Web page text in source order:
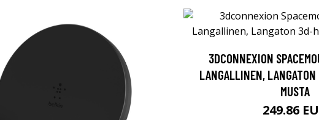
3DCONNEXION
LANGALLINEN,
MUSTA
249.86